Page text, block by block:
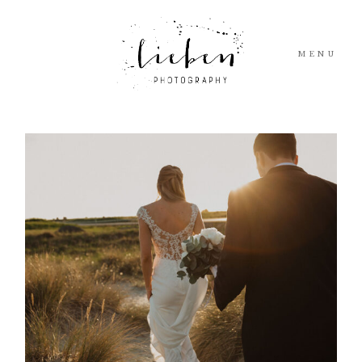
MENU
STORIES
TJENESTER
INFO
ELOPEMENTS
KONTAKT